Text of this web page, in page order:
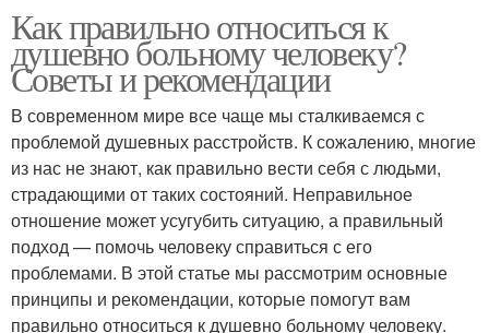
Как правильно относиться к
душевно больному человеку?
Советы и рекомендации
В современном мире все чаще мы сталкиваемся с
проблемой душевных расстройств. К сожалению, многие
из нас не знают, как правильно вести себя с людьми,
страдающими от таких состояний. Неправильное
отношение может усугубить ситуацию, а правильный
подход — помочь человеку справиться с его
проблемами. В этой статье мы рассмотрим основные
принципы и рекомендации, которые помогут вам
правильно относиться к душевно больному человеку.